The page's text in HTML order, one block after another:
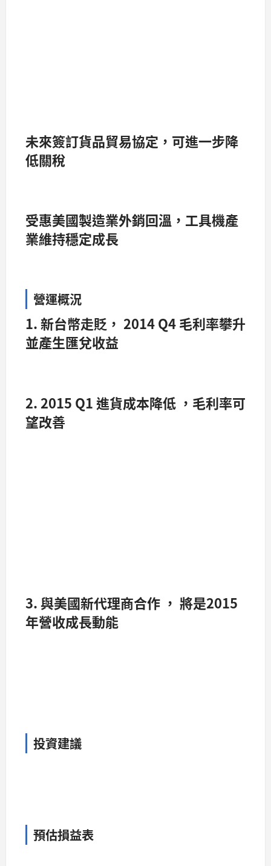
未來簽訂貨品貿易協定，可進一步降
低關稅
受惠美國製造業外銷回溫，工具機產
業維持穩定成長
營運概況
1. 新台幣走貶， 2014 Q4 毛利率攀升
並產生匯兌收益
2. 2015 Q1 進貨成本降低 ，毛利率可
望改善
3. 與美國新代理商合作 ， 將是2015
年營收成長動能
投資建議
預估損益表